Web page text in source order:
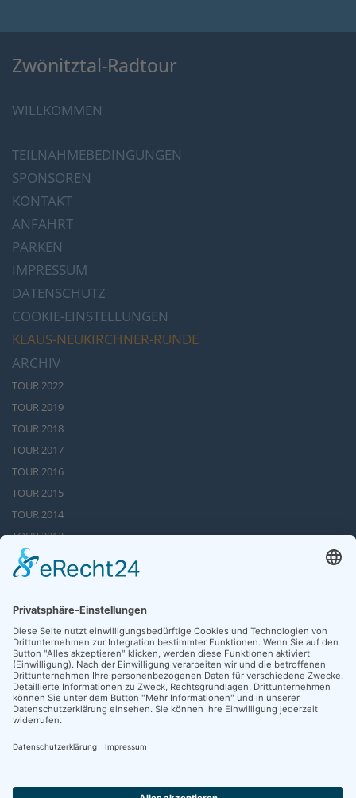
Zwönitztal-Radtour
WILLKOMMEN
TEILNAHMEBEDINGUNGEN
SPONSOREN
KONTAKT
ANFAHRT
PARKEN
IMPRESSUM
DATENSCHUTZ
COOKIE-EINSTELLUNGEN
KLAUS-NEUKIRCHNER-RUNDE
ARCHIV
TOUR 2022
TOUR 2019
TOUR 2018
TOUR 2017
TOUR 2016
TOUR 2015
TOUR 2014
TOUR 2013
Tour 2012
TOUR 2011